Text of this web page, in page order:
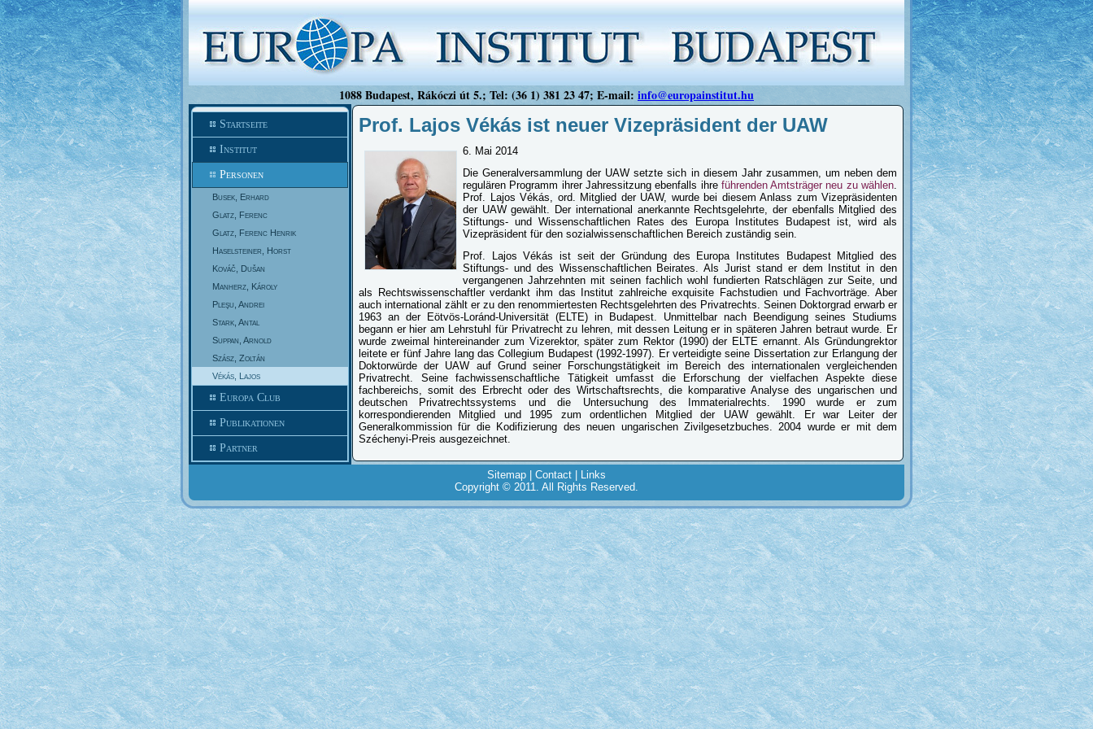
1088 Budapest, Rákóczi út 5.; Tel: (36 1) 381 23 47; E-mail: info@europainstitut.hu
Startseite
Institut
Personen
Busek, Erhard
Glatz, Ferenc
Glatz, Ferenc Henrik
Haselsteiner, Horst
Kováč, Dušan
Manherz, Károly
Pleşu, Andrei
Stark, Antal
Suppan, Arnold
Szász, Zoltán
Vékás, Lajos
Europa Club
Publikationen
Partner
Prof. Lajos Vékás ist neuer Vizepräsident der UAW
6. Mai 2014
Die Generalversammlung der UAW setzte sich in diesem Jahr zusammen, um neben dem
regulären Programm ihrer Jahressitzung ebenfalls ihre führenden Amtsträger neu zu wählen.
Prof. Lajos Vékás, ord. Mitglied der UAW, wurde bei diesem Anlass zum Vizepräsidenten
der UAW gewählt. Der international anerkannte Rechtsgelehrte, der ebenfalls Mitglied des
Stiftungs- und Wissenschaftlichen Rates des Europa Institutes Budapest ist, wird als
Vizepräsident für den sozialwissenschaftlichen Bereich zuständig sein.
Prof. Lajos Vékás ist seit der Gründung des Europa Institutes Budapest Mitglied des
Stiftungs- und des Wissenschaftlichen Beirates. Als Jurist stand er dem Institut in den
vergangenen Jahrzehnten mit seinen fachlich wohl fundierten Ratschlägen zur Seite, und
als Rechtswissenschaftler verdankt ihm das Institut zahlreiche exquisite Fachstudien und Fachvorträge. Aber
auch international zählt er zu den renommiertesten Rechtsgelehrten des Privatrechts. Seinen Doktorgrad erwarb er
1963 an der Eötvös-Loránd-Universität (ELTE) in Budapest. Unmittelbar nach Beendigung seines Studiums
begann er hier am Lehrstuhl für Privatrecht zu lehren, mit dessen Leitung er in späteren Jahren betraut wurde. Er
wurde zweimal hintereinander zum Vizerektor, später zum Rektor (1990) der ELTE ernannt. Als Gründungrektor
leitete er fünf Jahre lang das Collegium Budapest (1992-1997). Er verteidigte seine Dissertation zur Erlangung der
Doktorwürde der UAW auf Grund seiner Forschungstätigkeit im Bereich des internationalen vergleichenden
Privatrecht. Seine fachwissenschaftliche Tätigkeit umfasst die Erforschung der vielfachen Aspekte diese
fachbereichs, somit des Erbrecht oder des Wirtschaftsrechts, die komparative Analyse des ungarischen und
deutschen Privatrechtssystems und die Untersuchung des Immaterialrechts. 1990 wurde er zum
korrespondierenden Mitglied und 1995 zum ordentlichen Mitglied der UAW gewählt. Er war Leiter der
Generalkommission für die Kodifizierung des neuen ungarischen Zivilgesetzbuches. 2004 wurde er mit dem
Széchenyi-Preis ausgezeichnet.
Sitemap Contact
Links
Copyright © 2011. All Rights Reserved.